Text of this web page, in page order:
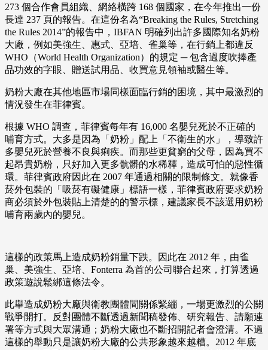
273 個合作會員組織、網絡橫跨 168 個國家，在今年推出一份
長達 237 頁的報告。在這份名為“Breaking the Rules, Stretching
the Rules 2014”的報告中，IBFAN 明確列出許多國際知名奶粉
大廠，例如美強生、惠式、亞培、雀巢等，在行銷上都違反
WHO（World Health Organization）的規定 ─ 包含過度吹捧產
品功效的字眼、贈送試用品、收買意見領袖或醫生等。
奶粉大廠在其他地區市場同樣面臨行銷的困境，其中最激烈的
情況發生在菲律賓。
根據 WHO 調查，菲律賓每年有 16,000 名嬰兒死於不正確的
哺育方式。大多是因為「奶粉」配上「不衛生的水」，導致許
多嬰兒死於營養不良與痢疾。而那些更貧窮的父母，因為買不
起昂貴奶粉，只好加入更多骯髒的水稀釋，造成可怕的惡性循
環。菲律賓政府因此在 2007 年通過相關的限制條文。就像香
菸外包裝的「吸菸有礙健康」標語一樣，菲律賓政府要求奶粉
商必須於外包裝貼上清楚的的警示標，建議家長不該選用奶粉
哺育兩歲內的嬰兒。
這樣的政策馬上造成奶粉銷量下跌。因此在 2012 年，由雀
巢、美強生、亞培、Fonterra 為首的公司聯合起來，打算透過
政策遊說鬆綁這條法令。
此舉造成奶粉大廠與衛教團體間關係緊繃，一場更激烈的公關
戰爭開打。反對團體不斷透過新聞稿發佈、研究報告、請願連
署等方式與大眾溝通；奶粉大廠也不斷招開記者會澄清。不過
這樣的舉動只是讓奶粉大廠的公共形象越來越糟。2012 年底